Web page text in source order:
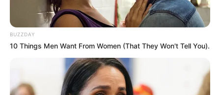
BUZZDAY
10 Things Men Want From Women (That They Won't Tell You).